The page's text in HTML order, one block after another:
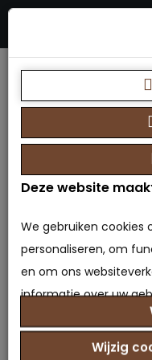
Teddy 1-
Deze website
We gebruiken
personaliseren, om
en om ons
informatie over uw
partners voor social
partners kunnen
Wijzig